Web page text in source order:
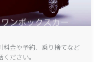
料金や予約、乗り捨てなど
ださい。